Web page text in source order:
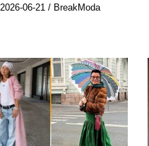
2026-06-21 / BreakModa